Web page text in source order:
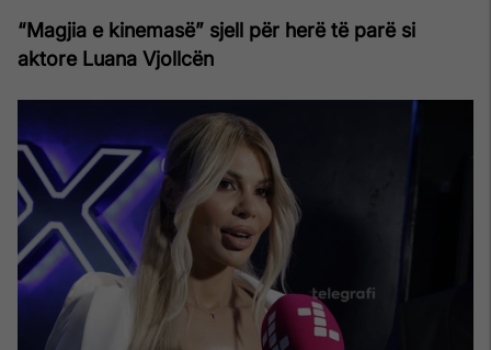
“Magjia e kinemasë” sjell për herë të parë si
aktore Luana Vjollcën